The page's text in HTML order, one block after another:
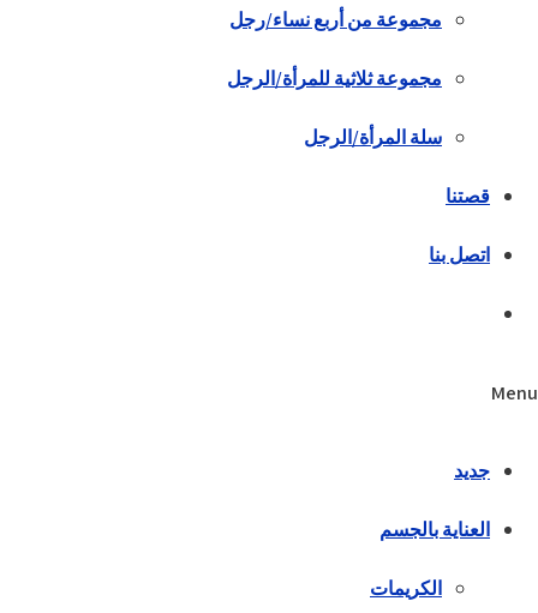
مجموعة من أربع نساء/رجل
مجموعة ثلاثية للمرأة/الرجل
سلة المرأة/الرجل
قصتنا
اتصل بنا
Menu
جديد
العناية بالجسم
الكريمات